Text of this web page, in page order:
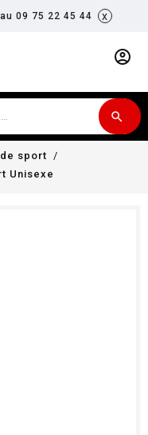
09 75 22 45 44 x
account_circle
search
sport
Unisexe